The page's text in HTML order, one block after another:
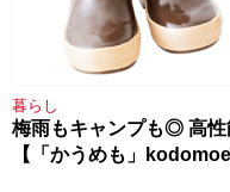
暮らし
梅雨もキャンプも◎ 高性
【「かうめも」